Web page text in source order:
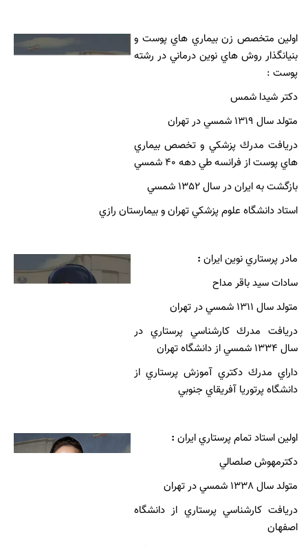
اولين متخصص زن بيماري هاي پوست و
بنيانگذار روش هاي نوين درماني در رشته
پوست :
دكتر شيدا شمس
متولد سال 1319 شمسي در تهران
دريافت مدرك پزشكي و تخصص بيماري
هاي پوست از فرانسه طي دهه 40 شمسي
بازگشت به ايران در سال 1352 شمسي
استاد دانشگاه علوم پزشكي تهران و بيمارستان رازي
مادر پرستاري نوين ايران :
سادات سيد باقر مداح
متولد سال 1311 شمسي در تهران
دريافت مدرك كارشناسي پرستاري در
سال 1334 شمسي از دانشگاه تهران
داراي مدرك دكتري آموزش پرستاري از
دانشگاه پرتوريا آفريقاي جنوبي
اولين استاد تمام پرستاري ايران :
دكترمهوش صلصالي
متولد سال 1338 شمسي در تهران
دريافت كارشناسي پرستاري از دانشگاه
اصفهان